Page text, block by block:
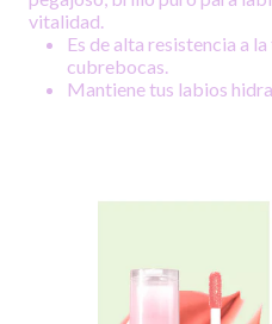
vitalidad.
Es de alta resistencia a
cubrebocas.
Mantiene tus labios